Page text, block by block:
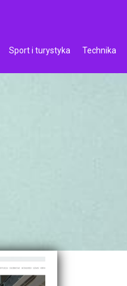
Sport i turystyka
Technika